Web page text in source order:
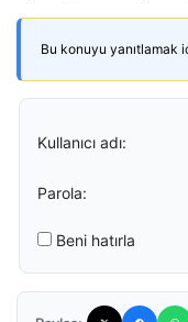
Bu konuyu yanıtlamak
Kullanıcı adı:
Parola:
Beni hatırla